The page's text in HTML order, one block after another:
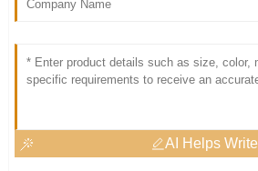
AI Helps Write